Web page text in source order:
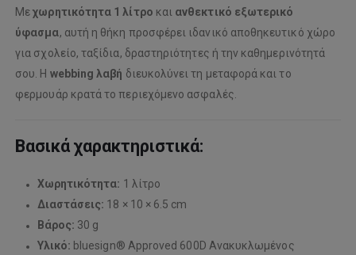
Μεχωρητικότητα 1 λίτρο και ανθεκτικό εξωτερικό
ύφασμα, αυτή η θήκη προσφέρει ιδανικό αποθηκευτικό χώρο
για σχολείο, ταξίδια, δραστηριότητες ή την καθημερινότητά
σου. Η webbing λαβή διευκολύνει τη μεταφορά και το
φερμουάρ κρατά το περιεχόμενο ασφαλές.
Βασικά χαρακτηριστικά:
Χωρητικότητα: 1 λίτρο
Διαστάσεις: 18 × 10 × 6.5 cm
Βάρος: 30 g
Υλικό: bluesign® Approved 600D Ανακυκλωμένος